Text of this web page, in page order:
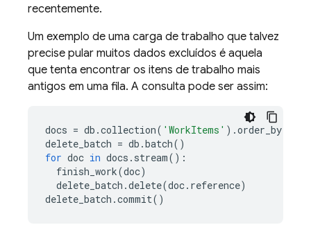
recentemente.
Um exemplo de uma carga de trabalho que talvez
precise pular muitos dados excluídos é aquela
que tenta encontrar os itens de trabalho mais
antigos em uma fila. A consulta pode ser assim:
docs = db .collection( 'WorkItems' ) .order_by
delete_batch = db .batch()
for doc in docs . stream():
finish_work(doc)
delete_batch .delete(doc. reference)
delete_batch .commit()